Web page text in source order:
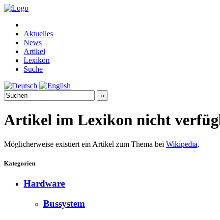
Aktuelles
News
Artikel
Lexikon
Suche
Artikel im Lexikon nicht
Möglicherweise existiert ein Artikel zum Thema bei Wikipedia.
Kategorien
Hardware
Bussystem